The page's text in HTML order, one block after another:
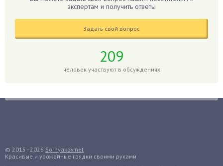
Голубика
Груши
Дайкон
экспертам и получить ответы
Задать свой вопрос
209
человек участвуют в обсуждениях
© 2015–2026 Sornyakov.net
Красивые и урожайные грядки своими руками